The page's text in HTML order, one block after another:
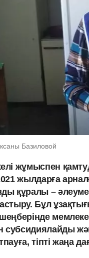
Базиловой
жұмыспен
жылдарға
құралы –
Бұл
субсидиялайды
тіпті жаңа